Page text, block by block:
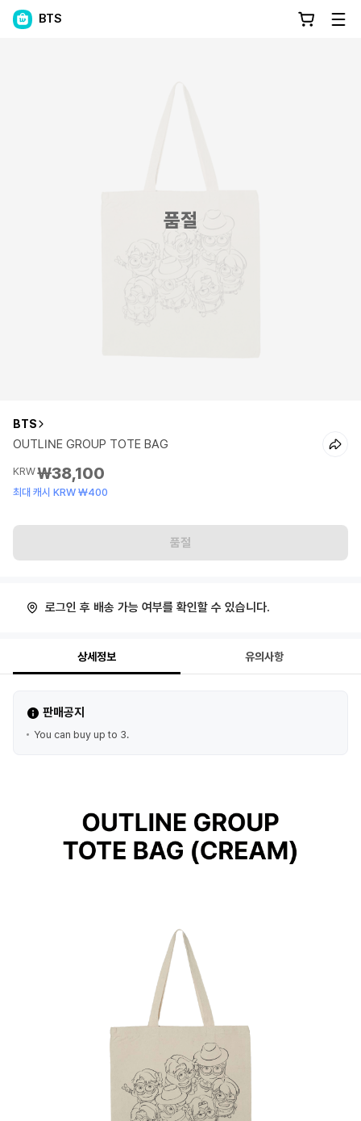
BTS
품절
BTS
OUTLINE GROUP TOTE BAG
KRW₩38,100
최대 캐시 KRW ₩400
품절
로그인 후 배송 가능 여부를 확인할 수 있습니다.
상세정보 유의사항
판매공지
You can buy up to 3.